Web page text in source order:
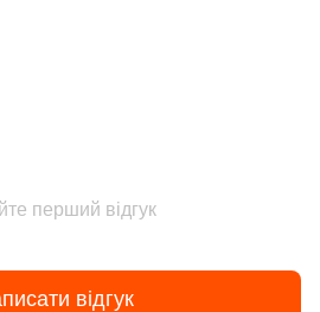
перший відгук
відгук